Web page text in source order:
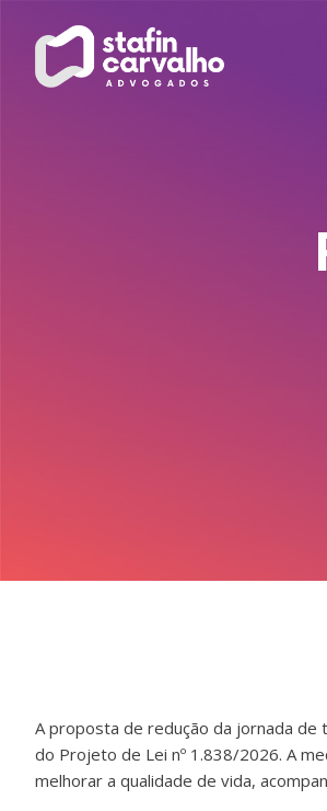
A proposta de redução da jornada de
do Projeto de Lei nº 1.838/2026. A
melhorar a qualidade de vida,